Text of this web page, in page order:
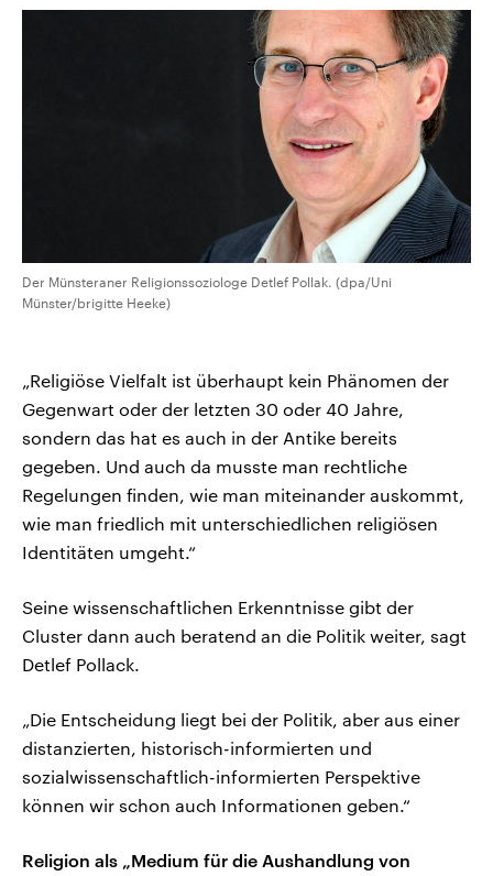
Der Münsteraner Religionssoziologe Detlef Pollak. (dpa/Uni
Münster/brigitte Heeke)
„Religiöse Vielfalt ist überhaupt kein Phänomen der
Gegenwart oder der letzten 30 oder 40 Jahre,
sondern das hat es auch in der Antike bereits
gegeben. Und auch da musste man rechtliche
Regelungen finden, wie man miteinander auskommt,
wie man friedlich mit unterschiedlichen religiösen
Identitäten umgeht.“
Seine wissenschaftlichen Erkenntnisse gibt der
Cluster dann auch beratend an die Politik weiter, sagt
Detlef Pollack.
„Die Entscheidung liegt bei der Politik, aber aus einer
distanzierten, historisch-informierten und
sozialwissenschaftlich-informierten Perspektive
können wir schon auch Informationen geben.“
Religion als „Medium für die Aushandlung von